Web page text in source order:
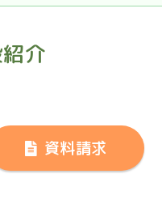
介
資料請求